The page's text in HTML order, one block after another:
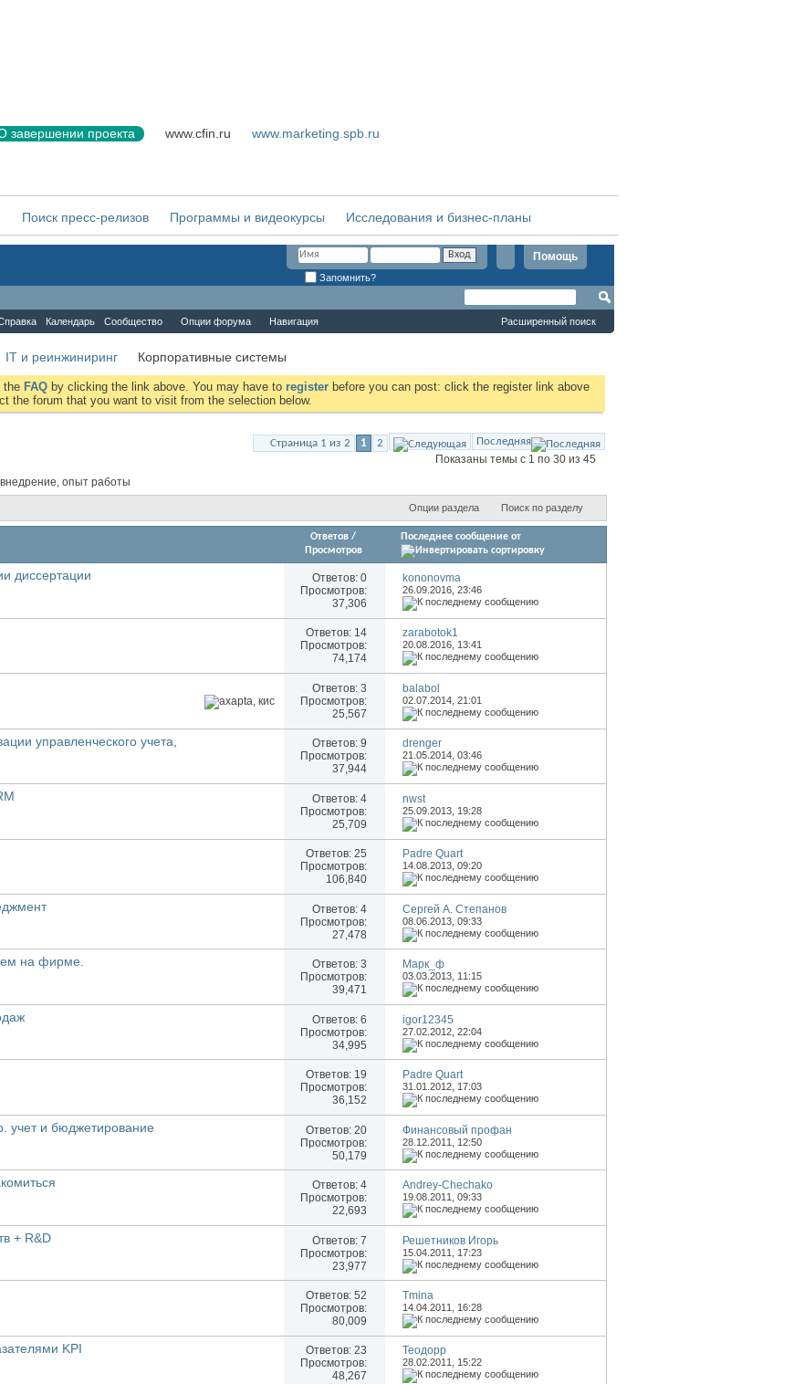
завершении проекта www.cfin.ru www.marketing.spb.ru
Поиск пресс-релизов Программы и видеокурсы Исследования и бизнес-планы
Помощь
Запомнить?
Календарь Сообщество Опции форума Навигация Расширенный поиск
IT и реинжиниринг Корпоративные системы
the FAQ by clicking the link above. You may have to register before you can post: click the register link above
the forum that you want to visit from the selection below.
Страница 1 из 2 1 2 Последняя
Показаны темы с 1 по 30 из 45
опыт работы
Опции раздела Поиск по разделу
Ответов /
Просмотров
Последнее сообщение от
диссертации Ответов:0
Просмотров:
37,306
kononovma
26.09.2016, 23:46
Ответов: 14
Просмотров:
74,174
zarabotok1
20.08.2016, 13:41
Ответов:3
Просмотров:
25,567
balabol
02.07.2014, 21:01
управленческого учета,
Ответов:9
Просмотров:
37,944
drenger
21.05.2014, 03:46
Ответов:4
Просмотров:
25,709
nwst
25.09.2013, 19:28
Ответов:25
Просмотров:
106,840
Padre Quart
14.08.2013, 09:20
Ответов:4
Просмотров:
27,478
Сергей А. Степанов
08.06.2013, 09:33
на фирме. Ответов:3
Просмотров:
39,471
Марк_ф
03.03.2013, 11:15
Ответов:6
Просмотров:
34,995
igor12345
27.02.2012, 22:04
Ответов: 19
Просмотров:
36,152
Padre Quart
31.01.2012, 17:03
учет и бюджетирование Ответов:20
Просмотров:
50,179
Финансовый профан
28.12.2011, 12:50
Ответов:4
Просмотров:
22,693
Andrey-Chechako
19.08.2011, 09:33
+ R&D Ответов:7
Просмотров:
23,977
Решетников Игорь
15.04.2011, 17:23
Ответов:52
Просмотров:
80,009
Tmina
14.04.2011, 16:28
KPI Ответов:23
Просмотров:
48,267
Теодорр
28.02.2011, 15:22